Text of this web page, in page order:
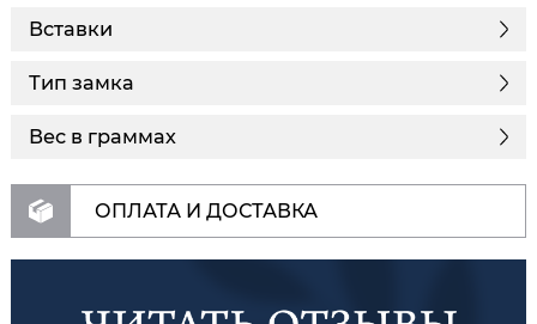
Вставки
Тип замка
Вес в граммах
ОПЛАТА И ДОСТАВКА